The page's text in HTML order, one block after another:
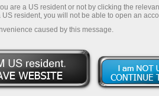
are a US resident or not by clicking the
resident, you will not be able to open an
caused by this message.